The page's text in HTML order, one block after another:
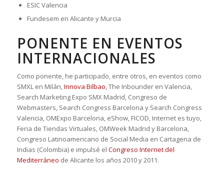
ESIC Valencia
Fundesem en Alicante y Murcia
PONENTE EN EVENTOS
INTERNACIONALES
Como ponente, he participado, entre otros, en eventos como
SMXL en Milán,Innova Bilbao, The Inbounder en Valencia,
Search Marketing Expo SMX Madrid, Congreso de
Webmasters, Search Congress Barcelona y Search Congress
Valencia, OMExpo Barcelona, eShow, FICOD, Internet es tuyo,
Feria de Tiendas Virtuales, OMWeek Madrid y Barcelona,
Congreso Latinoamericano de Social Media en Cartagena de
Indias (Colombia) e impulsé el Congreso Internet del
Mediterráneo de Alicante los años 2010 y 2011.